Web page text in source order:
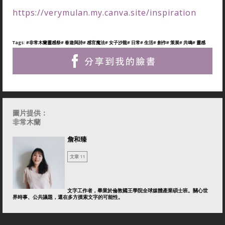
https://verymulan.my.canva.site/inspiration
Tags: #非常木蘭靈感祭# 春遊與詩# 感官魔法# 女子沙龍# 日常# 生活# 創作# 策展# 共鳴# 靈感
圖片提供：
非常木蘭
詹和臻
文章 11
文字工作者，畢業於倫敦國王學院全球媒體產業碩士班。關心世
界時事、公共議題，還在多方摸索文字的可能性。